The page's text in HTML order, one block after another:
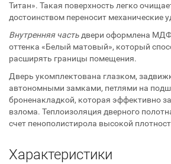
Титан». Такая поверхность легко
достоинством переносит механические
Внутренняя часть двери оформлена
оттенка «Белый матовый», который
расширять границы помещения.
Дверь укомплектована глазком,
автономными замками, петлями на
броненакладкой, которая эффективно
взлома. Теплоизоляция дверного
счет пенополистирола высокой
Характеристики